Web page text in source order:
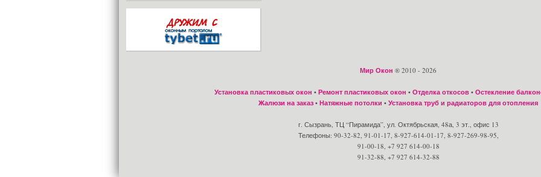
Мир Окон ® 2010 - 2026
Установка пластиковых окон • Ремонт пластиковых окон • Отделка откосов• Остекление
Жалюзи на заказ • Натяжные потолки • Установка труб и радиаторов для отопления
г. Сызрань, ТЦ “Пирамида”, ул. Октябрьская, 48а, 3 эт., офис 13
Телефоны: 90-32-82, 91-01-17, 8-927-614-01-17, 8-927-269-98-95,
91-00-18, +7 927 614-00-18
91-32-88, +7 927 614-32-88